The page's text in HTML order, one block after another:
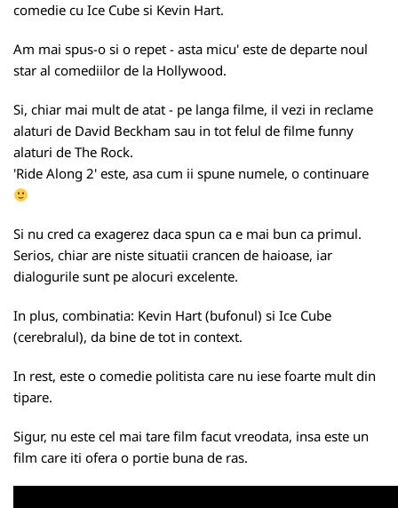
comedie cu Ice Cube si Kevin Hart.
Am mai spus-o si o repet - asta micu' este de departe noul
star al comediilor de la Hollywood.
Si, chiar mai mult de atat - pe langa filme, il vezi in reclame
alaturi de David Beckham sau in tot felul de filme funny
alaturi de The Rock.
'Ride Along 2' este, asa cum ii spune numele, o continuare
Si nu cred ca exagerez daca spun ca e mai bun ca primul.
Serios, chiar are niste situatii crancen de haioase, iar
dialogurile sunt pe alocuri excelente.
In plus, combinatia: Kevin Hart (bufonul) si Ice Cube
(cerebralul), da bine de tot in context.
In rest, este o comedie politista care nu iese foarte mult din
tipare.
Sigur, nu este cel mai tare film facut vreodata, insa este un
film care iti ofera o portie buna de ras.